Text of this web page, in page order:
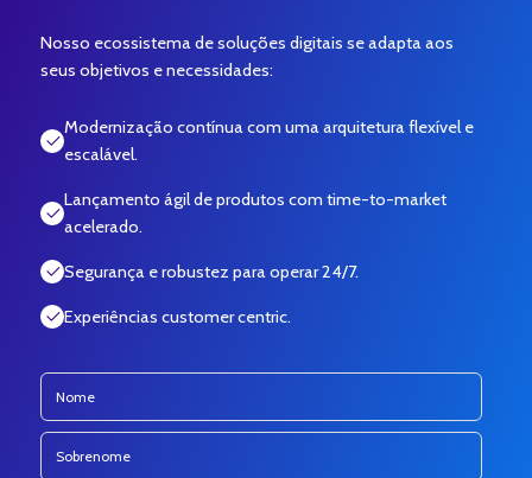
Nosso ecossistema de soluções digitais se adapta aos
seus objetivos e necessidades:
Modernização contínua com uma arquitetura flexível e
escalável.
Lançamento ágil de produtos com time-to-market
acelerado.
Segurança e robustez para operar 24/7.
Experiências customer centric.